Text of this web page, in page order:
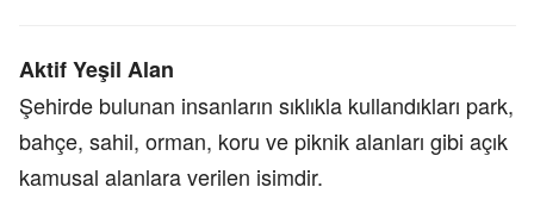
Aktif Yeşil Alan
Şehirde bulunan insanların sıklıkla kullandıkları park,
bahçe, sahil, orman, koru ve piknik alanları gibi açık
kamusal alanlara verilen isimdir.